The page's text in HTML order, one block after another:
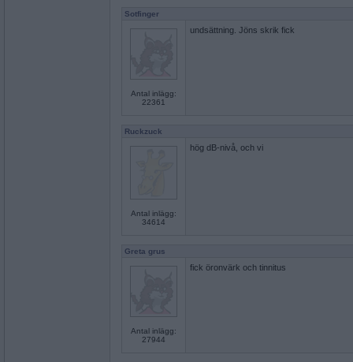
Sotfinger
Antal inlägg:
22361
undsättning. Jöns skrik fick
Ruckzuck
Antal inlägg:
34614
hög dB-nivå, och vi
Greta grus
Antal inlägg:
27944
fick öronvärk och tinnitus